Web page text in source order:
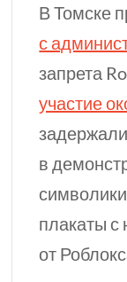
В Томске
с
запрета
участие
в
плакаты с
от